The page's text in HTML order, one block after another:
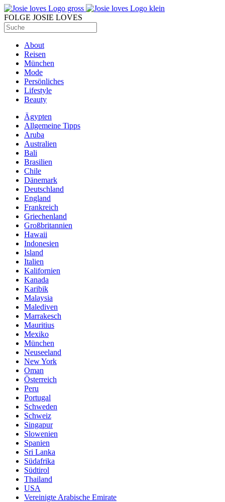
FOLGE JOSIE LOVES
About
Reisen
München
Mode
Persönliches
Lifestyle
Beauty
Ägypten
Allgemeine Tipps
Aruba
Australien
Bali
Brasilien
Chile
Dänemark
Deutschland
England
Frankreich
Griechenland
Großbritannien
Hawaii
Indonesien
Island
Italien
Kalifornien
Kanada
Karibik
Malaysia
Malediven
Marrakesch
Mauritius
Mexiko
München
Neuseeland
New York
Oman
Österreich
Peru
Portugal
Schweden
Schweiz
Singapur
Slowenien
Spanien
Sri Lanka
Südafrika
Südtirol
Thailand
USA
Vereinigte Arabische Emirate